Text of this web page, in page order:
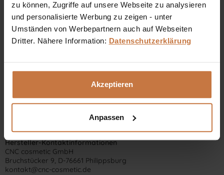
zu können, Zugriffe auf unsere Webseite zu analysieren
und personalisierte Werbung zu zeigen - unter
Umständen von Werbepartnern auch auf Webseiten
Dritter. Nähere Information: Datenschutzerklärung
Akzeptieren
Anpassen
Dennis Grischek, Inhaber Kosmetikstudio in Graz & kosmetik.at
Hersteller-Kontaktinformationen
CNC cosmetic GmbH
Bruchstücker 9, D-76661 Philippsburg
kontakt@cnc-cosmetic.de